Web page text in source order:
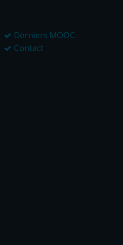
Derniers MOOC
Contact